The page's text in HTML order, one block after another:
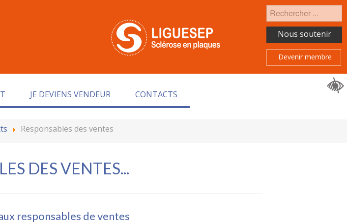
Rechercher
JE DEVIENS VENDEUR CONTACTS
Nous soutenir
Devenir membre
Responsables des ventes
DES VENTES...
responsables de ventes